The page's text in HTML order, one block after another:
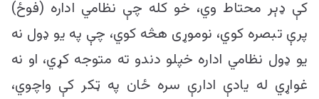
کې ډېر محتاط وي، خو کله چې نظامي اداره (فوځ)
پرې تبصره کوي، نوموړی هڅه کوي، چې په یو ډول نه
یو ډول نظامي اداره خپلو دندو ته متوجه کړي، او نه
غواړي له یادې ادارې سره ځان په ټکر کې واچوي،